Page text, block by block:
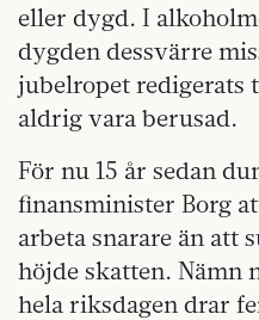
eller dygd. I
dygden dessvärre
jubelropet redigerats
aldrig vara berusad.
För nu 15 år sedan
finansminister Borg
arbeta snarare än att
höjde skatten. Nämn
hela riksdagen drar